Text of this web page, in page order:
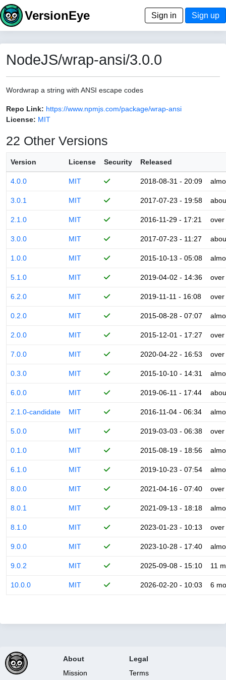
VersionEye Sign in Sign up
NodeJS/wrap-ansi/3.0.0
Wordwrap a string with ANSI escape codes
Repo Link: https://www.npmjs.com/package/wrap-ansi
License: MIT
22 Other Versions
Version License Security Released
4.0.0 MIT 2018-08-31 - 20:09
3.0.1 MIT 2017-07-23 - 19:58
2.1.0 MIT 2016-11-29 - 17:21 over
3.0.0 MIT 2017-07-23 - 11:27
1.0.0 MIT 2015-10-13 - 05:08
5.1.0 MIT 2019-04-02 - 14:36 over
6.2.0 MIT 2019-11-11 - 16:08 over
0.2.0 MIT 2015-08-28 - 07:07
2.0.0 MIT 2015-12-01 - 17:27 over
7.0.0 MIT 2020-04-22 - 16:53 over
0.3.0 MIT 2015-10-10 - 14:31
6.0.0 MIT 2019-06-11 - 17:44
2.1.0-candidate MIT 2016-11-04 - 06:34
5.0.0 MIT 2019-03-03 - 06:38 over
0.1.0 MIT 2015-08-19 - 18:56
6.1.0 MIT 2019-10-23 - 07:54
8.0.0 MIT 2021-04-16 - 07:40 over
8.0.1 MIT 2021-09-13 - 18:18
8.1.0 MIT 2023-01-23 - 10:13 over
9.0.0 MIT 2023-10-28 - 17:40
9.0.2 MIT 2025-09-08 - 15:10 11
10.0.0 MIT 2026-02-20 - 10:03 6
About
Mission
Legal
Terms